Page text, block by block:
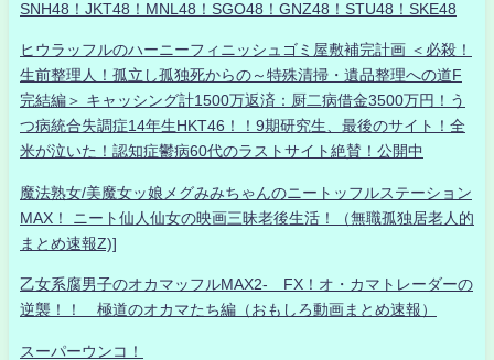
SNH48！JKT48！MNL48！SGO48！GNZ48！STU48！SKE48
ヒウラッフルのハーニーフィニッシュゴミ屋敷補完計画 ＜必殺！
生前整理人！孤立し孤独死からの～特殊清掃・遺品整理への道F
完結編＞ キャッシング計1500万返済：厨二病借金3500万円！う
つ病統合失調症14年生HKT46！！9期研究生、最後のサイト！全
米が泣いた！認知症鬱病60代のラストサイト絶賛！公開中
魔法熟女/美魔女ッ娘メグみみちゃんのニートッフルステーション
MAX！ ニート仙人仙女の映画三昧老後生活！（無職孤独居老人的
まとめ速報Z)]
乙女系腐男子のオカマッフルMAX2- FX！オ・カマトレーダーの
逆襲！！ 極道のオカマたち編（おもしろ動画まとめ速報）
スーパーウンコ！